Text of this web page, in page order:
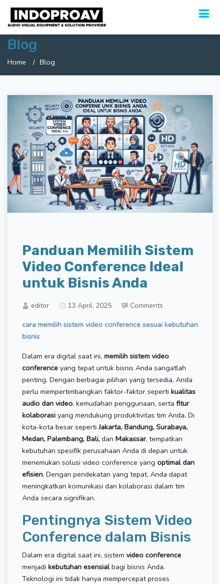
Blog
Home Blog
Panduan Memilih Sistem
Video Conference Ideal
untuk Bisnis Anda
editor 13 April, 2025 Comments
cara memilih sistem video conference sesuai kebutuhan
bisnis
Dalam era digital saat ini, memilih sistem video
conference yang tepat untuk bisnis Anda sangatlah
penting. Dengan berbagai pilihan yang tersedia, Anda
perlu mempertimbangkan faktor-faktor seperti kualitas
audio dan video, kemudahan penggunaan, serta fitur
kolaborasi yang mendukung produktivitas tim Anda. Di
kota-kota besar sepertiJakarta, Bandung, Surabaya,
Medan, Palembang, Bali, dan Makassar, tempatkan
kebutuhan spesifik perusahaan Anda di depan untuk
menemukan solusi video conference yang optimal dan
efisien. Dengan pendekatan yang tepat, Anda dapat
meningkatkan komunikasi dan kolaborasi dalam tim
Anda secara signifikan.
Pentingnya Sistem Video
Conference dalam Bisnis
Dalam era digital saat ini, sistem video conference
menjadi kebutuhan esensialbagi bisnis Anda.
Teknologi ini tidak hanya mempercepat proses